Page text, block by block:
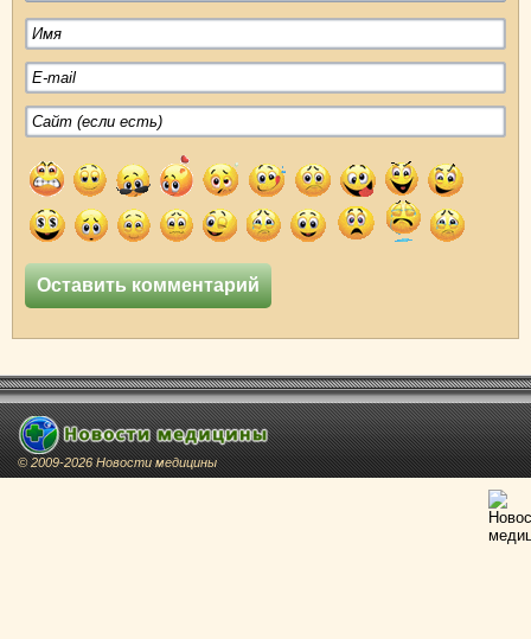
© 2009-2026 Новости медицины